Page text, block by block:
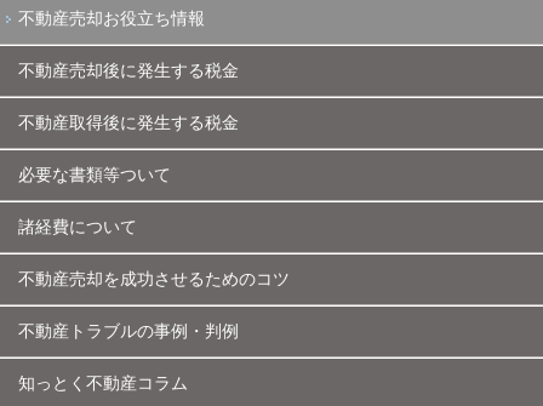
不動産売却お役立ち情報
不動産売却後に発生する税金
不動産取得後に発生する税金
必要な書類等ついて
諸経費について
不動産売却を成功させるためのコツ
不動産トラブルの事例・判例
知っとく不動産コラム